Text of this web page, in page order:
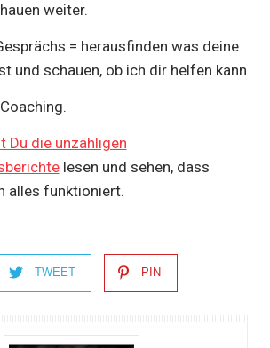
weiter.
= herausfinden was deine
und schauen, ob ich dir helfen kann
Du die unzähligen
lesen und sehen, dass
alles funktioniert.
TWEET PIN